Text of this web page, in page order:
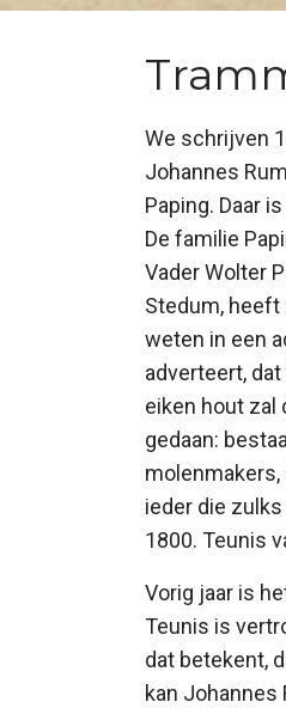
We schrijven
Johannes
Paping. Daar
De familie
Vader Wolter
Stedum,
weten in een
adverteert,
eiken hout zal
gedaan:
ieder die
1800. Teunis
Vorig jaar is
Teunis is
dat betekent,
kan